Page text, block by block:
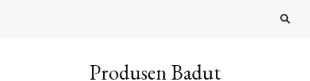
Produsen Badut